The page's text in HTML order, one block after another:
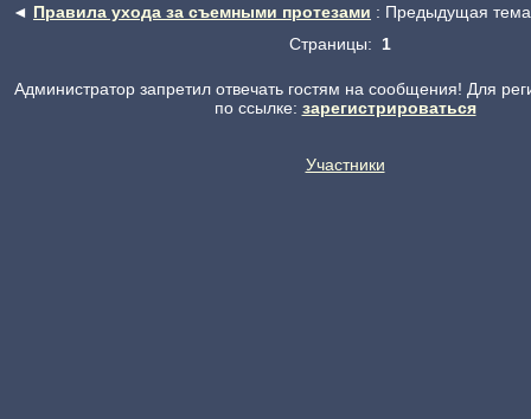
◄ Правила ухода за съемными протезами : Предыдущая тема
Страницы: 1
Администратор запретил отвечать гостям на сообщения! Для
по ссылке: зарегистрироваться
Участники